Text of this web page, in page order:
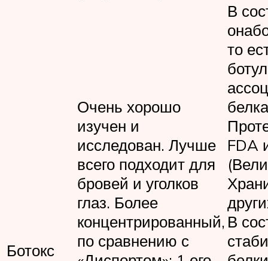
Ботокс
Очень хорошо
изучен и
исследован. Лучше
всего подходит для
бровей и уголков
глаз. Более
концентрированный,
по сравнению с
В
то
FDA
В